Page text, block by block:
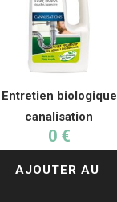
Entretien biologique
canalisation
0 €
AJOUTER AU